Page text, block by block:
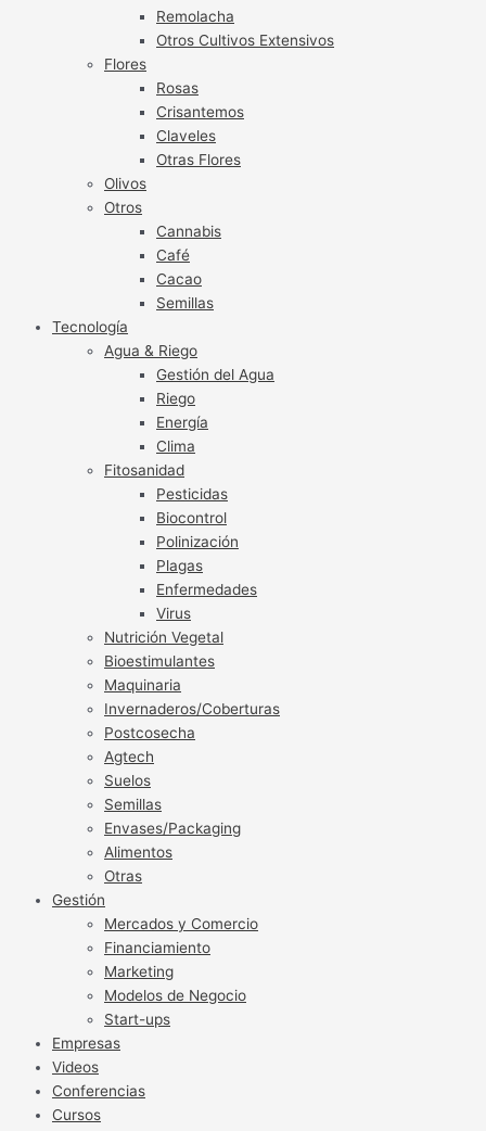
Remolacha
Otros Cultivos Extensivos
Flores
Rosas
Crisantemos
Claveles
Otras Flores
Olivos
Otros
Cannabis
Café
Cacao
Semillas
Tecnología
Agua & Riego
Gestión del Agua
Riego
Energía
Clima
Fitosanidad
Pesticidas
Biocontrol
Polinización
Plagas
Enfermedades
Virus
Nutrición Vegetal
Bioestimulantes
Maquinaria
Invernaderos/Coberturas
Postcosecha
Agtech
Suelos
Semillas
Envases/Packaging
Alimentos
Otras
Gestión
Mercados y Comercio
Financiamiento
Marketing
Modelos de Negocio
Start-ups
Empresas
Videos
Conferencias
Cursos